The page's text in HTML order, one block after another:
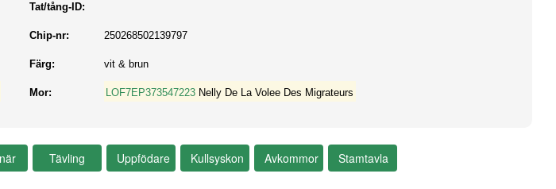
Tat/tång-ID:
Chip-nr: 250268502139797
Färg: vit & brun
Mor: LOF7EP373547223 Nelly De La Volee Des Migrateurs